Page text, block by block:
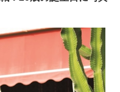
その他
ショッピング